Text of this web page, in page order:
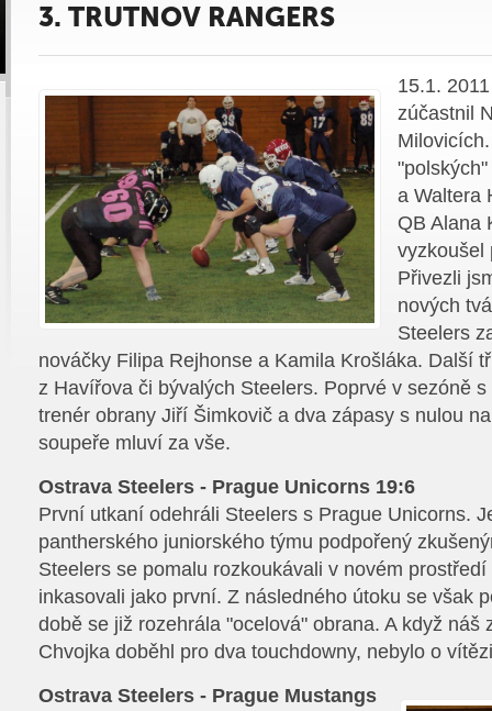
3. TRUTNOV RANGERS
15.1.
zúčastnil
a Waltera
QB Alana
vyzkoušel
Přivezli
nových
Steelers
nováčky Filipa Rejhonse a Kamila Krošláka. Další
z Havířova či bývalých Steelers. Poprvé v sezóně
trenér obrany Jiří Šimkovič a dva zápasy s nulou
soupeře mluví za vše.
Ostrava Steelers - Prague Unicorns 19:6
První utkaní odehráli Steelers s Prague Unicorns.
pantherského juniorského týmu podpořený
Steelers se pomalu rozkoukávali v novém
inkasovali jako první. Z následného útoku se však
době se již rozehrála "ocelová" obrana. A když náš
Chvojka doběhl pro dva touchdowny, nebylo o
Ostrava Steelers - Prague Mustangs